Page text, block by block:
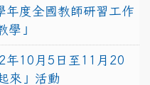
年度全國教師研習工作
學」
年10月5日至11月20
來」活動